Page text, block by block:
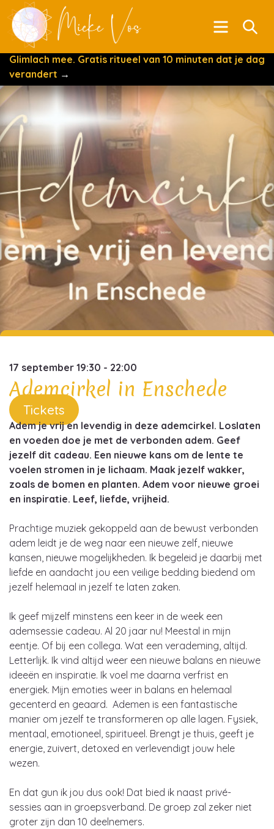
Menu
Glimlach mee. Gratis ritueel van 10 minuten dat je dag
verandert →
17 september 19:30 - 22:00
Ademcirkel in Enschede
Tickets
Adem je vrij en levendig in deze ademcirkel. Loslaten
en voeden doe je met de verbonden adem. Geef
jezelf dit cadeau. Een nieuwe kans om de lente te
voelen stromen in je lichaam. Maak jezelf wakker,
zoals de bomen en planten. Adem voor nieuwe groei
en inspiratie. Leef, liefde, vrijheid.
Prachtige muziek gekoppeld aan de bewust verbonden
adem leidt je de weg naar een nieuwe zelf, nieuwe
kansen, nieuwe mogelijkheden. Ik begeleid je daarbij met
liefde en aandacht jou een veilige bedding biedend om
jezelf helemaal in jezelf te laten zaken.
Ik geef mijzelf minstens een keer in de week een
ademsessie cadeau. Al 20 jaar nu! Meestal in mijn
eentje. Of bij een collega. Wat een verademing, altijd.
Letterlijk. Ik vind altijd weer een nieuwe balans en nieuwe
ideeën en inspiratie. Ik voel me daarna verfrist en
energiek. Mijn emoties weer in balans en helemaal
gecenterd en geaard. Ademen is een fantastische
manier om jezelf te transformeren op alle lagen. Fysiek,
mentaal, emotioneel, spiritueel. Brengt je thuis, geeft je
energie, zuivert, detoxed en verlevendigt jouw hele
wezen.
En dat gun ik jou dus ook! Dat bied ik naast privé-
sessies aan in groepsverband. De groep zal zeker niet
groter zijn dan 10 deelnemers.